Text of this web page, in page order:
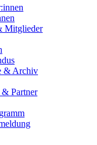
Mitglieder
& Archiv
& Partner